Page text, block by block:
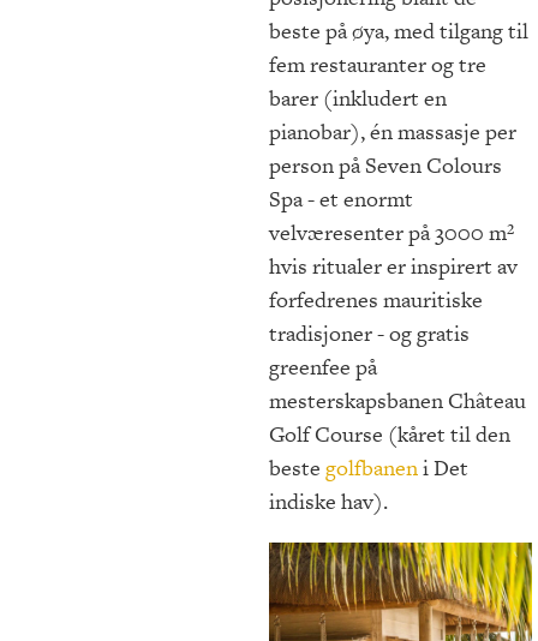
beste på øya, med tilgang til
fem restauranter og tre
barer (inkludert en
pianobar), én massasje per
person på Seven Colours
Spa - et enormt
velværesenter på 3000 m²
hvis ritualer er inspirert av
forfedrenes mauritiske
tradisjoner - og gratis
greenfee på
mesterskapsbanen Château
Golf Course (kåret til den
beste golfbaneni Det
indiske hav).